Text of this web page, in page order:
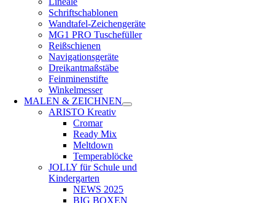
Schriftschablonen
Wandtafel-Zeichengeräte
MG1 PRO Tuschefüller
Reißschienen
Navigationsgeräte
Dreikantmaßstäbe
Feinminenstifte
Winkelmesser
MALEN & ZEICHNEN
ARISTO Kreativ
Cromar
Ready Mix
Meltdown
Temperablöcke
JOLLY für Schule und
Kindergarten
NEWS 2025
BIG BOXEN